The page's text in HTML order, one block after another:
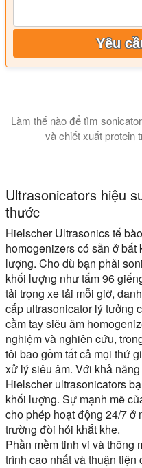
Yêu
Làm thế nào để tìm
và chiết xuất protein
Ultrasonicators hiệu
thước
Hielscher Ultrasonics tế
homogenizers có sẵn ở
lượng. Cho dù bạn phải
khối lượng như tấm 96
tải trọng xe tải mỗi giờ,
cấp ultrasonicator lý tưởng
cầm tay siêu âm
nghiệm và nghiên cứu,
tôi bao gồm tất cả mọi thứ
xử lý siêu âm. Với khả
Hielscher ultrasonicators
khối lượng. Sự mạnh mẽ
cho phép hoạt động 24/7 ở
trường đòi hỏi khắt khe.
Phần mềm tinh vi và thông
trình cao nhất và thuận